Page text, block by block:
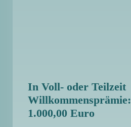
In Voll- oder Teilzeit
Willkommensprämie:
1.000,00 Euro